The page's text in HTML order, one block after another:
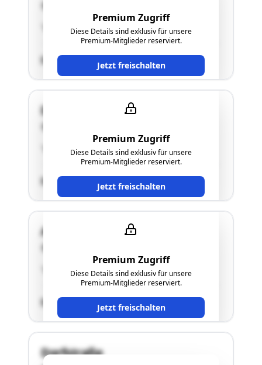
Premium Zugriff
Diese Details sind exklusiv für unsere
Premium-Mitglieder reserviert.
Jetzt freischalten
"siehe Langgutachten"
SCHÄTZWERT
Premium Zugriff
Diese Details sind exklusiv für unsere
Premium-Mitglieder reserviert.
Jetzt freischalten
Dürnbergstraße 24
"siehe Langgutachten"
SCHÄTZWERT
Premium Zugriff
Diese Details sind exklusiv für unsere
Premium-Mitglieder reserviert.
Jetzt freischalten
Am Moßanger 13
"siehe Langgutachten"
SCHÄTZWERT
Dorfstraße